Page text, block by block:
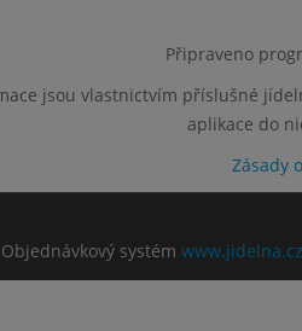
Připraveno
jsou vlastnictvím příslušné
aplikace do
Zásady
Objednávkový systém www.jidelna.cz